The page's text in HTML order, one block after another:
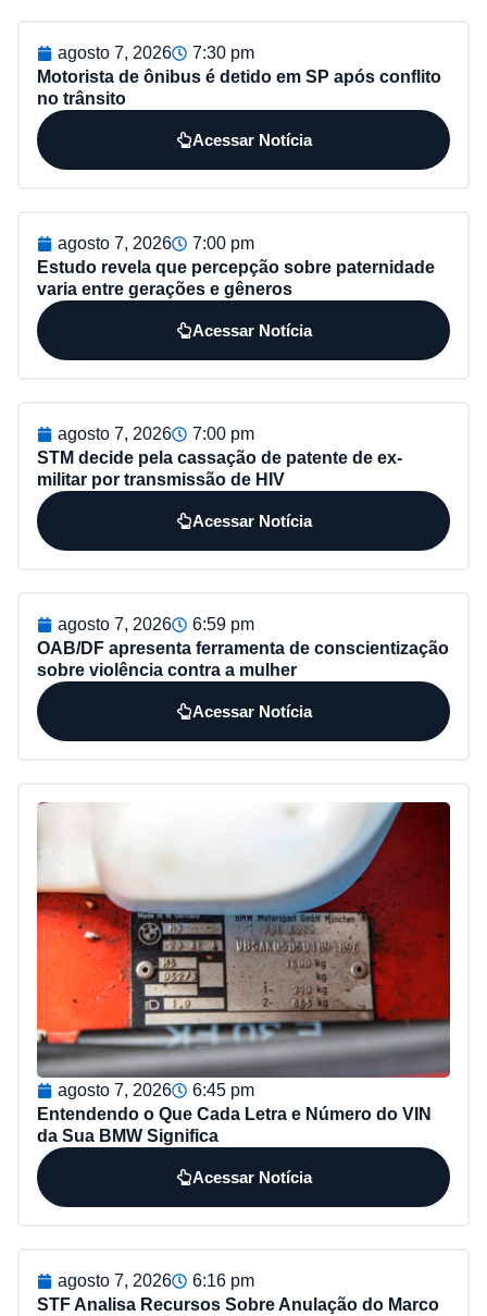
agosto 7, 2026
7:30 pm
Motorista de ônibus é detido em SP após conflito
no trânsito
Acessar Notícia
agosto 7, 2026
7:00 pm
Estudo revela que percepção sobre paternidade
varia entre gerações e gêneros
Acessar Notícia
agosto 7, 2026
7:00 pm
STM decide pela cassação de patente de ex-
militar por transmissão de HIV
Acessar Notícia
agosto 7, 2026
6:59 pm
OAB/DF apresenta ferramenta de conscientização
sobre violência contra a mulher
Acessar Notícia
agosto 7, 2026
6:45 pm
Entendendo o Que Cada Letra e Número do VIN
da Sua BMW Significa
Acessar Notícia
agosto 7, 2026
6:16 pm
STF Analisa Recursos Sobre Anulação do Marco